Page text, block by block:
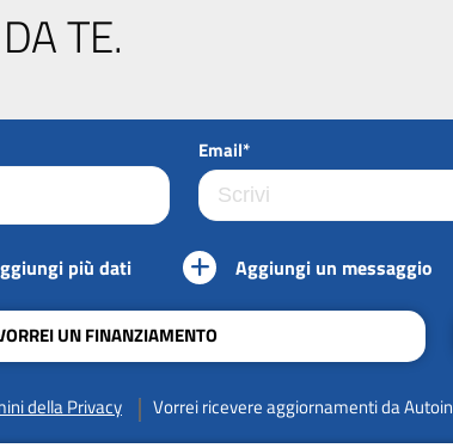
TE.
Email*
più dati Aggiungi un messaggio
UN FINANZIAMENTO
della Privacy Vorrei ricevere aggiornamenti da